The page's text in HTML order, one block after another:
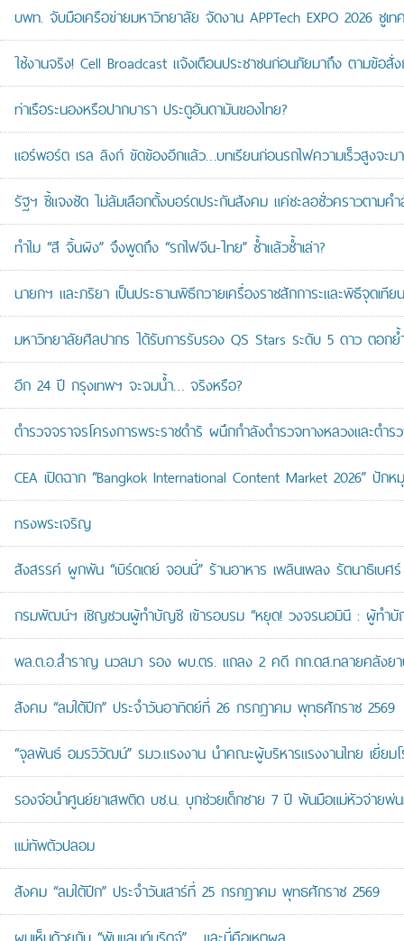
บพท. จับมือเครือข่ายมหาวิทยาลัย จัดงาน APPTech EXPO 2026 ชูเ
ใช้งานจริง! Cell Broadcast แจ้งเตือนประชาชนก่อนภัยมาถึง ตามข้อสั่
ท่าเรือระนองหรือปากบารา ประตูอันดามันของไทย?
แอร์พอร์ต เรล ลิงก์ ขัดข้องอีกแล้ว…บทเรียนก่อนรถไฟความเร็วสูงจะม
รัฐฯ ชี้แจงชัด ไม่ล้มเลือกตั้งบอร์ดประกันสังคม แค่ชะลอชั่วคราวตามค
ทำไม “สี จิ้นผิง” จึงพูดถึง “รถไฟจีน-ไทย” ซ้ำแล้วซ้ำเล่า?
นายกฯ และภริยา เป็นประธานพิธีถวายเครื่องราชสักการะและพิธีจุดเ
มหาวิทยาลัยศิลปากร ได้รับการรับรอง QS Stars ระดับ 5 ดาว ตอก
อีก 24 ปี กรุงเทพฯ จะจมน้ำ… จริงหรือ?
ตำรวจจราจรโครงการพระราชดำริ ผนึกกำลังตำรวจทางหลวงและตำ
CEA เปิดฉาก “Bangkok International Content Market 2026” ปั
ทรงพระเจริญ
สังสรรค์ ผูกพัน “เบิร์ดเดย์ จอนนี่” ร้านอาหาร เพลินเพลง รัตนาธิเบศ
กรมพัฒน์ฯ เชิญชวนผู้ทำบัญชี เข้ารอบรม “หยุด! วงจรนอมินี : ผู้ทำ
พล.ต.อ.สำราญ นวลมา รอง ผบ.ตร. แถลง 2 คดี กก.ดส.ทลายคลังย
สังคม “ลมใต้ปีก” ประจำวันอาทิตย์ที่ 26 กรกฎาคม พุทธศักราช 2569
“จุลพันธ์ อมรวิวัฒน์” รมว.แรงงาน นำคณะผู้บริหารแรงงานไทย เยี่ยม
รองจ๋อนำศูนย์ยาเสพติด บช.น. บุกช่วยเด็กชาย 7 ปี พ้นมือแม่หัวจ่ายพ่น
แม่ทัพตัวปลอม
สังคม “ลมใต้ปีก” ประจำวันเสาร์ที่ 25 กรกฎาคม พุทธศักราช 2569